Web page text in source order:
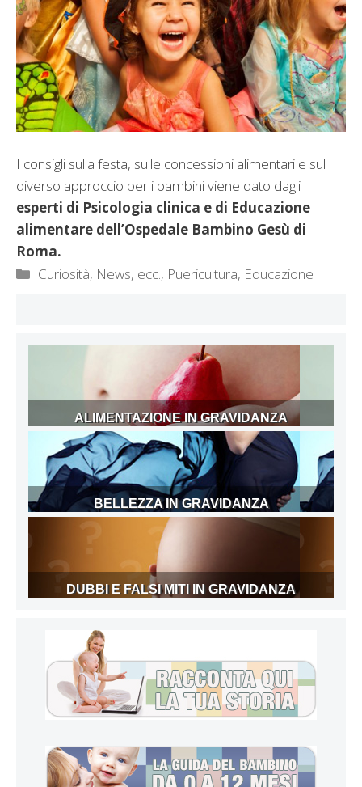
I consigli sulla festa, sulle concessioni alimentari e sul
diverso approccio per i bambini viene dato dagli
esperti di Psicologia clinica e di Educazione
alimentare dell’Ospedale Bambino Gesù di
Roma.
Categorie
Curiosità, News, ecc., Puericultura, Educazione
ALIMENTAZIONE IN GRAVIDANZA
BELLEZZA IN GRAVIDANZA
DUBBI E FALSI MITI IN GRAVIDANZA